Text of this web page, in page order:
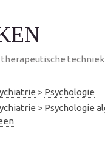
> Psychologie
> Psychologie